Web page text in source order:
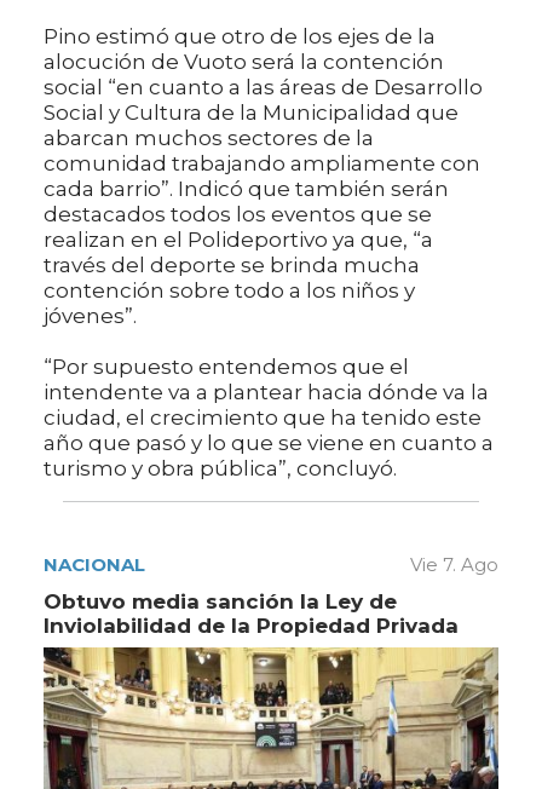
Pino estimó que otro de los ejes de la
alocución de Vuoto será la contención
social “en cuanto a las áreas de Desarrollo
Social y Cultura de la Municipalidad que
abarcan muchos sectores de la
comunidad trabajando ampliamente con
cada barrio”. Indicó que también serán
destacados todos los eventos que se
realizan en el Polideportivo ya que, “a
través del deporte se brinda mucha
contención sobre todo a los niños y
jóvenes”.
“Por supuesto entendemos que el
intendente va a plantear hacia dónde va la
ciudad, el crecimiento que ha tenido este
año que pasó y lo que se viene en cuanto a
turismo y obra pública”, concluyó.
NACIONAL Vie 7. Ago
Obtuvo media sanción la Ley de
Inviolabilidad de la Propiedad Privada